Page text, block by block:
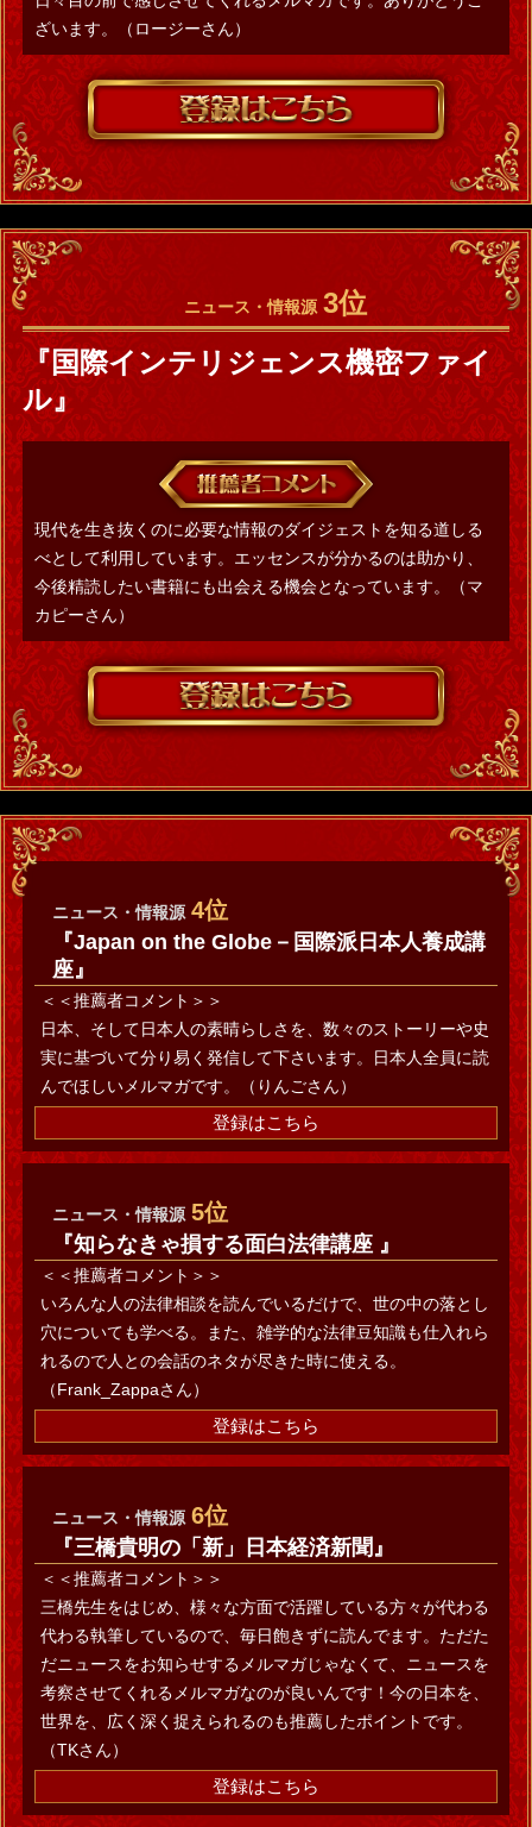
ざいます。（ロージーさん）
ニュース・情報源 3位
『国際インテリジェンス機密ファイ
ル』
現代を生き抜くのに必要な情報のダイジェストを知る道しる
べとして利用しています。エッセンスが分かるのは助かり、
今後精読したい書籍にも出会える機会となっています。（マ
カピーさん）
ニュース・情報源 4位
『Japan on the Globe－国際派日本人養成講
座』
＜＜推薦者コメント＞＞
日本、そして日本人の素晴らしさを、数々のストーリーや史
実に基づいて分り易く発信して下さいます。日本人全員に読
んでほしいメルマガです。（りんごさん）
登録はこちら
ニュース・情報源 5位
『知らなきゃ損する面白法律講座 』
＜＜推薦者コメント＞＞
いろんな人の法律相談を読んでいるだけで、世の中の落とし
穴についても学べる。また、雑学的な法律豆知識も仕入れら
れるので人との会話のネタが尽きた時に使える。
（Frank_Zappaさん）
登録はこちら
ニュース・情報源 6位
『三橋貴明の「新」日本経済新聞』
＜＜推薦者コメント＞＞
三橋先生をはじめ、様々な方面で活躍している方々が代わる
代わる執筆しているので、毎日飽きずに読んでます。ただた
だニュースをお知らせするメルマガじゃなくて、ニュースを
考察させてくれるメルマガなのが良いんです！今の日本を、
世界を、広く深く捉えられるのも推薦したポイントです。
（TKさん）
登録はこちら